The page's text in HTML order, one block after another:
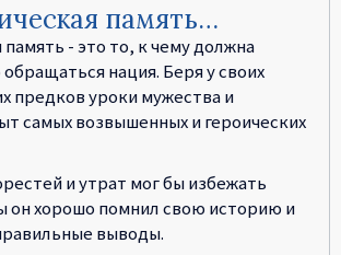
память…
- это то, к чему должна
нация. Беря у своих
предков уроки мужества и
самых возвышенных и героических
и утрат мог бы избежать
он хорошо помнил свою историю и
выводы.